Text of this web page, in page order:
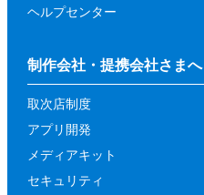
ヘルプセンター
制作会社・提携会社さまへ
取次店制度
アプリ開発
メディアキット
セキュリティ